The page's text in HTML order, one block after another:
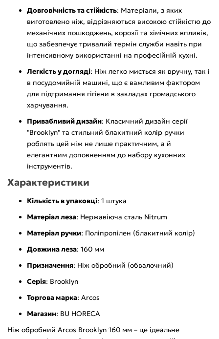
Довговічність та стійкість: Матеріали, з яких
виготовлено ніж, відрізняються високою стійкістю до
механічних пошкоджень, корозії та хімічних впливів,
що забезпечує тривалий термін служби навіть при
інтенсивному використанні на професійній кухні.
Легкість у догляді: Ніж легко миється як вручну, так і
в посудомийній машині, що є важливим фактором
для підтримання гігієни в закладах громадського
харчування.
Привабливий дизайн: Класичний дизайн серії
"Brooklyn" та стильний блакитний колір ручки
роблять цей ніж не лише практичним, а й
елегантним доповненням до набору кухонних
інструментів.
Характеристики
Кількість в упаковці: 1 штука
Матеріал леза: Нержавіюча сталь Nitrum
Матеріал ручки: Поліпропілен (блакитний колір)
Довжина леза: 160 мм
Призначення: Ніж обробний (обвалочний)
Серія: Brooklyn
Торгова марка: Arcos
Магазин: BU HORECA
Ніж обробний Arcos Brooklyn 160 мм – це ідеальне